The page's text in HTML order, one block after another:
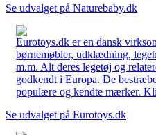
Se udvalget på Naturebaby.dk
Eurotoys.dk er en dansk
børnemøbler, udklædning,
m.m. Alt deres legetøj og
godkendt i Europa. De
populære og kendte mærker.
Se udvalget på Eurotoys.dk